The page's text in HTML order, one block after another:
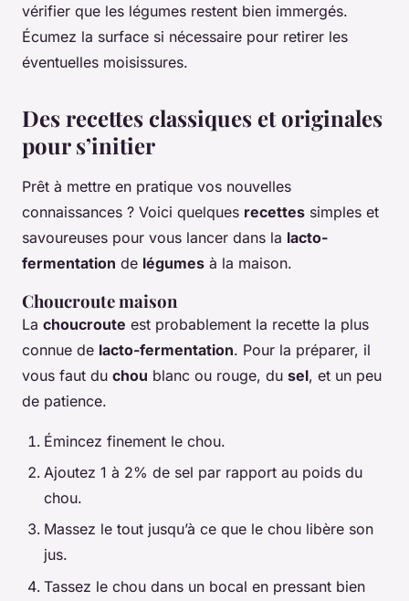
vérifier que les légumes restent bien immergés.
Écumez la surface si nécessaire pour retirer les
éventuelles moisissures.
Des recettes classiques et originales
pour s’initier
Prêt à mettre en pratique vos nouvelles
connaissances ? Voici quelques recettes simples et
savoureuses pour vous lancer dans la lacto-
fermentation de légumes à la maison.
Choucroute maison
La choucroute est probablement la recette la plus
connue de lacto-fermentation. Pour la préparer, il
vous faut du chou blanc ou rouge, du sel, et un peu
de patience.
Émincez finement le chou.
Ajoutez 1 à 2% de sel par rapport au poids du
chou.
Massez le tout jusqu’à ce que le chou libère son
jus.
Tassez le chou dans un bocal en pressant bien